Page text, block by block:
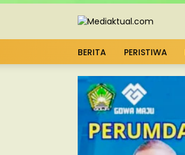
BERITA PERISTIWA